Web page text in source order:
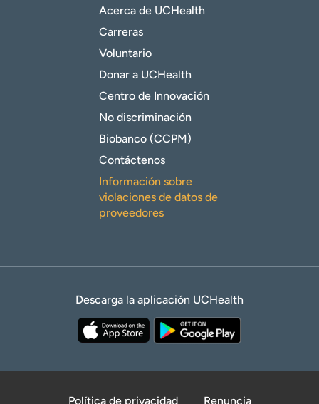
Acerca de UCHealth
Carreras
Voluntario
Donar a UCHealth
Centro de Innovación
No discriminación
Biobanco (CCPM)
Contáctenos
Información sobre
violaciones de datos de
proveedores
Descarga la aplicación UCHealth
Política de privacidad Renuncia